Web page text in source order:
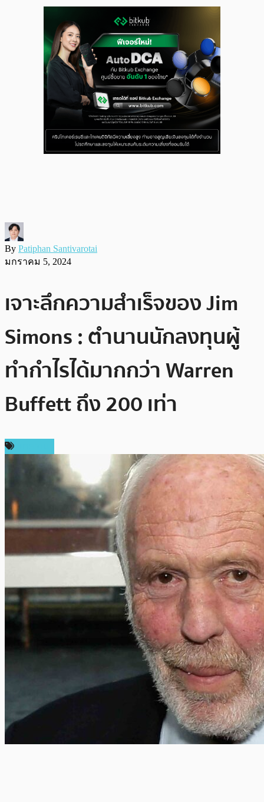
By Patiphan Santivarotai
มกราคม 5, 2024
เจาะลึกความสำเร็จของ Jim
Simons : ตำนานนักลงทุนผู้
ทำกำไรได้มากกว่า Warren
Buffett ถึง 200 เท่า